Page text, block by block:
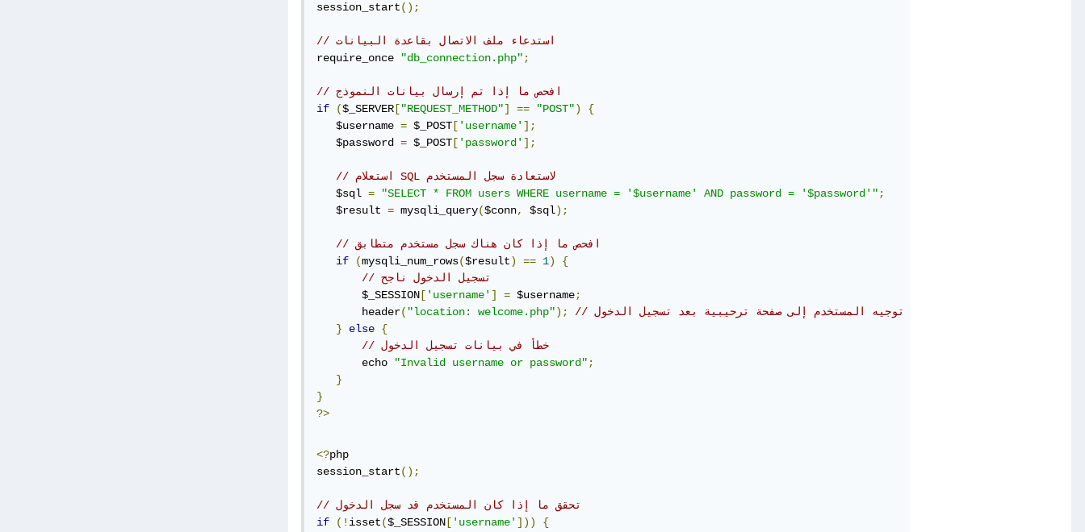
session_start();
// استدعاء ملف الاتصال بقاعدة البيانات
require_once
"db_connection.php" ;
// افحص ما إذا تم إرسال بيانات النموذج
if
($_SERVER ["REQUEST_METHOD"] == "POST")
{
   $username
= $_POST [ 'username' ];
   $password
= $_POST [ 'password' ];
// استعلام SQL لاستعادة سجل المستخدم
   $sql
= "SELECT * FROM users WHERE username = '$username' AND password = '$password'" ;
   $result
= mysqli_query($conn, $sql);
// افحص ما إذا كان هناك سجل مستخدم متطابق
if
(mysqli_num_rows($result) == 1)
{
// تسجيل الدخول ناجح
       $_SESSION
[ 'username' ] = $username;
       header
( "location: welcome.php");
// إعادة توجيه المستخدم إلى صفحة ترحيبية بعد تسجيل الدخول
}
else {
// خطأ في بيانات تسجيل الدخول
       echo
"Invalid username or password" ;
}
}
?>
<?php
session_start();
// تحقق ما إذا كان المستخدم قد سجل الدخول
if
(! isset($_SESSION [ 'username' ]))
{